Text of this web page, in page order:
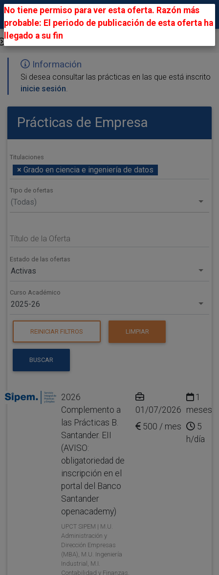
Ofertas Públicas
Información
Si desea consultar las prácticas en las que está inscrito
inicie sesión.
Prácticas de Empresa
Titulaciones
× Grado en ciencia e ingeniería de datos
Tipo de ofertas
(Todas)
Título de la Oferta
Estado de las ofertas
Activas
Curso Académico
2025-26
REINICIAR FILTROS LIMPIAR
BUSCAR
2026
Complemento a
las Prácticas B.
Santander. EII
(AVISO:
obligatoriedad de
inscripción en el
portal del Banco
Santander
openacademy)
UPCT SIPEM | M.U.
Administración y
Dirección Empresas
(MBA), M.U. Ingeniería
Industrial, M.I.
Contabilidad y Finanzas,
01/07/2026
500 / mes
1
meses
5
h/día
No tiene permiso para ver esta oferta. Razón más
probable: El periodo de publicación de esta oferta ha
llegado a su fin